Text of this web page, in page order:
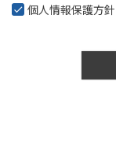
個人情報保護方針